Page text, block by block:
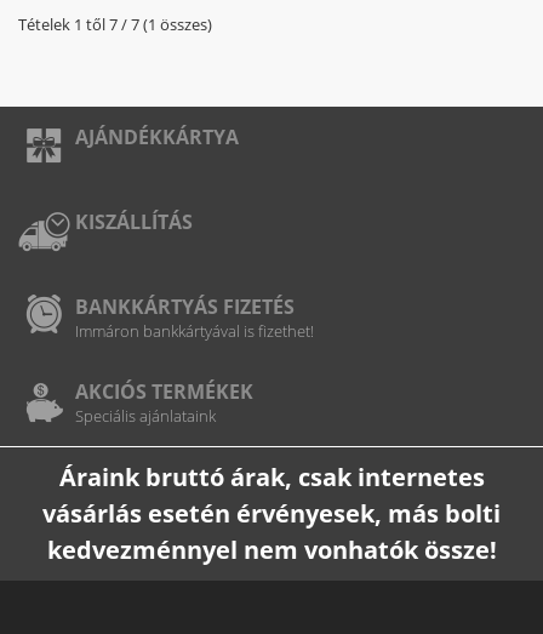
Tételek 1 től 7 / 7 (1 összes)
AJÁNDÉKKÁRTYA
KISZÁLLÍTÁS
BANKKÁRTYÁS FIZETÉS
Immáron bankkártyával is fizethet!
AKCIÓS TERMÉKEK
Speciális ajánlataink
Áraink bruttó árak, csak internetes
vásárlás esetén érvényesek, más bolti
kedvezménnyel nem vonhatók össze!